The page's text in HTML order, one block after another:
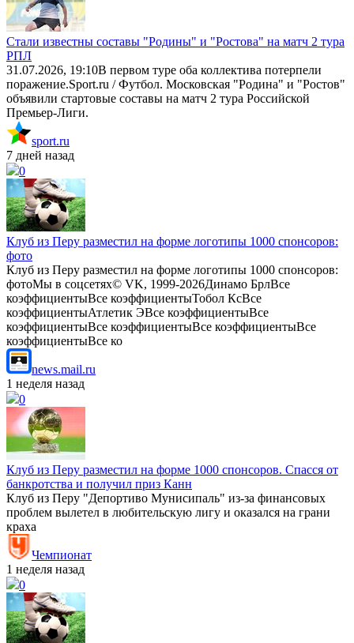
Стали известны составы "Родины" и "Ростова" на матч 2 тура
РПЛ
31.07.2026, 19:10В первом туре оба коллектива потерпели
поражение.Sport.ru / Футбол. Московская "Родина" и "Ростов"
объявили стартовые составы на матч 2 тура Российской
Премьер-Лиги.
sport.ru
7 дней назад
0
Клуб из Перу разместил на форме логотипы 1000 спонсоров:
фото
Клуб из Перу разместил на форме логотипы 1000 спонсоров:
фотоМы в соцсетях© VK, 1999-2026Динамо БрлВсе
коэффициентыВсе коэффициентыТобол КсВсе
коэффициентыАтлетик ЭВсе коэффициентыВсе
коэффициентыВсе коэффициентыВсе коэффициентыВсе
коэффициентыВсе ко
news.mail.ru
1 неделя назад
0
Клуб из Перу разместил на форме 1000 спонсоров. Спасся от
банкротства и получил приз Канн
Клуб из Перу "Депортиво Мунисипаль" из-за финансовых
проблем вылетел в любительскую лигу и оказался на грани
краха
Чемпионат
1 неделя назад
0